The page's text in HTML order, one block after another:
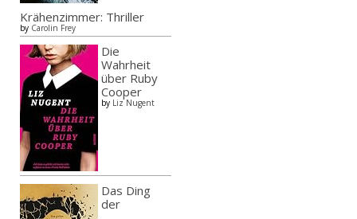
Krähenzimmer: Thriller
by Carolin Frey
Die
Wahrheit
über Ruby
Cooper
by Liz Nugent
Das Ding
der